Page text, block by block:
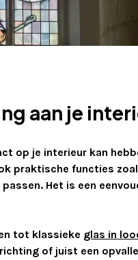
aan je
op je interieur kan
praktische functies
Het is een
tot klassieke glas in
of juist een